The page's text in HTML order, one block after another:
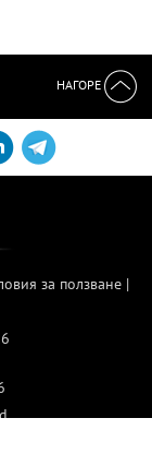
НАГОРЕ
за ползване|